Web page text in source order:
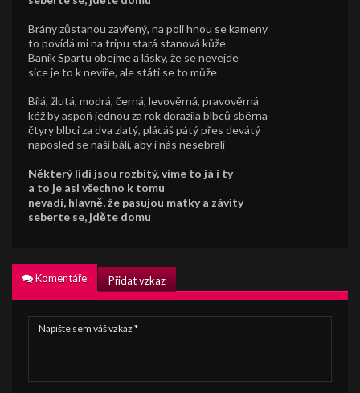
Brány zůstanou zavřený, na poli hnou se kameny
to povídá mi na tripu stará stanová kůže
Baník Spartu obejme a lásky, že se nevejde
sice je to k nevíře, ale státi se to může
Bílá, žlutá, modrá, černá, levověrná, pravověrná
kéž by aspoň jednou za rok dorazila blbců sběrna
čtyry blbci za dva zlatý, plácáš pátý přes devátý
naposled se naši báli, aby i nás nesebrali
Některý lidi jsou rozbitý, víme to já i ty
a to je asi všechno k tomu
nevadí, hlavně, že pasujou matky a závity
seberte se, jděte domu
Komentáře Přidat vzkaz